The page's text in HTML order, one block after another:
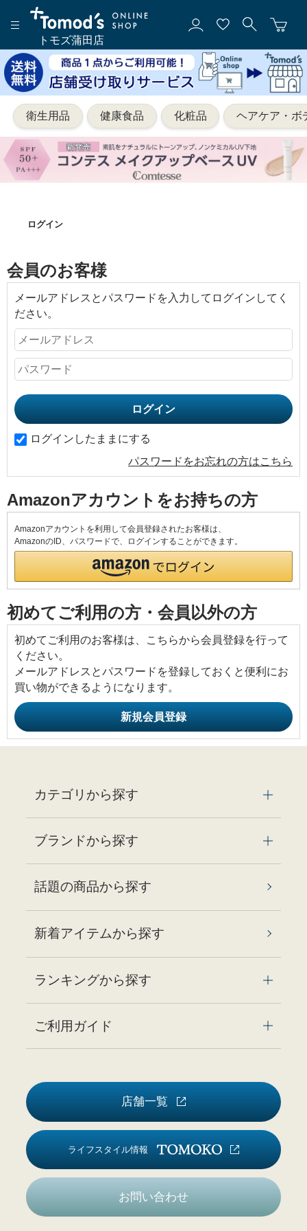
トモズ蒲田店
衛生用品 健康食品 化粧品 ヘアケア・ボ
ログイン
会員のお客様
メールアドレスとパスワードを入力してログインしてく
ださい。
ログインしたままにする
パスワードをお忘れの方はこちら
Amazonアカウントをお持ちの方
Amazonアカウントを利用して会員登録されたお客様は、
AmazonのID、パスワードで、ログインすることができます。
初めてご利用の方・会員以外の方
初めてご利用のお客様は、こちらから会員登録を行って
ください。
メールアドレスとパスワードを登録しておくと便利にお
買い物ができるようになります。
カテゴリから探す
ブランドから探す
話題の商品から探す
新着アイテムから探す
ランキングから探す
ご利用ガイド
店舗一覧
ライフスタイル情報
お問い合わせ